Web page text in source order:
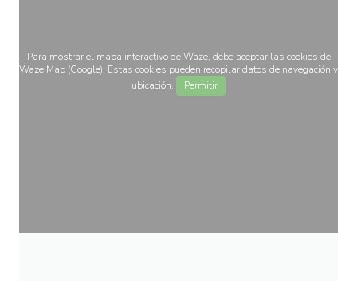
Para mostrar el mapa interactivo de Waze, debe aceptar las cookies de
Waze Map (Google). Estas cookies pueden recopilar datos de navegación y
ubicación.
Permitir